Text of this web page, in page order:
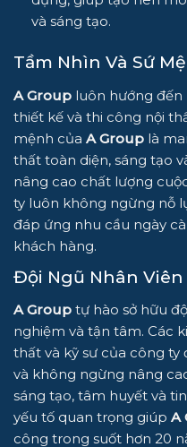
và sáng tạo.
Tầm Nhìn Và Sứ
A Group luôn hướng
thiết kế và thi công nội
mệnh của A Group là
thất toàn diện, sáng tạo
nâng cao chất lượng
ty luôn không ngừng nỗ
đáp ứng nhu cầu ngày
khách hàng.
Đội Ngũ Nhân Viên
A Group tự hào sở hữu
nghiệm và tận tâm. Các
thất và kỹ sư của công ty
và không ngừng nâng
sáng tạo, tâm huyết và
yếu tố quan trọng giúp A
công trong suốt hơn 20